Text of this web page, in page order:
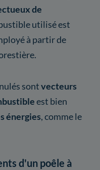
de
utilisé est
à partir de
sontvecteurs
est bien
énergies, comme le
d'un poêle à